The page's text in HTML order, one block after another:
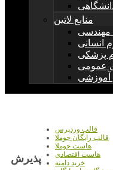
منابع لاتین
مهندسی
انسانی
پزشکی
عمومی
آموزشی
قالب وردپرس
قالب رایگان جوملا
هاست جوملا
هاست اقتصادی
خرید دامنه
پذیرش